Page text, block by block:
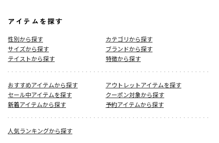
アイテムを探す
性別から探す
カテゴリから探す
サイズから探す
ブランドから探す
テイストから探す
特徴から探す
おすすめアイテムから探す
アウトレットアイテムを探す
セール中アイテムを探す
クーポン対象から探す
新着アイテムから探す
予約アイテムから探す
人気ランキングから探す